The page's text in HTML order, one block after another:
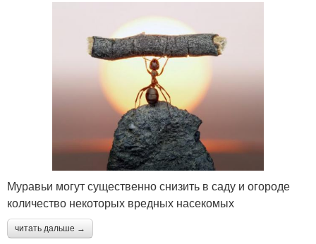
Муравьи могут существенно снизить в саду и огороде
количество некоторых вредных насекомых
читать дальше →